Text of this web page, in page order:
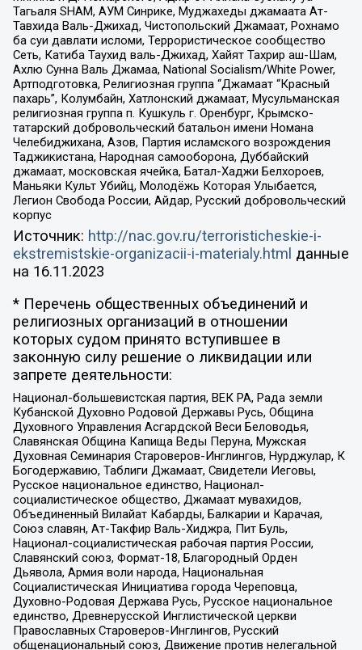
Тагьаля SHAM, АУМ Синрике, Муджахеды джамаата Ат-
Тавхида Валь-Джихад, Чистопольский Джамаат, Рохнамо
ба суи давлати исломи, Террористическое сообщество
Сеть, Катиба Таухид валь-Джихад, Хайят Тахрир аш-Шам,
Ахлю Сунна Валь Джамаа, National Socialism/White Power,
Артподготовка, Религиозная группа “Джамаат “Красный
пахарь”, Колумбайн, Хатлонский джамаат, Мусульманская
религиозная группа п. Кушкуль г. Оренбург, Крымско-
татарский добровольческий батальон имени Номана
Челебиджихана, Азов, Партия исламского возрождения
Таджикистана, Народная самооборона, Дуббайский
джамаат, московская ячейка, Батал-Хаджи Белхороев,
Маньяки Культ Убийц, Молодёжь Которая Улыбается,
Легион Свобода России, Айдар, Русский добровольческий
корпус
Источник: http://nac.gov.ru/terroristicheskie-i-
ekstremistskie-organizacii-i-materialy.html данные
на 16.11.2023
* Перечень общественных объединений и
религиозных организаций в отношении
которых судом принято вступившее в
законную силу решение о ликвидации или
запрете деятельности:
Национал-большевистская партия, ВЕК РА, Рада земли
Кубанской Духовно Родовой Державы Русь, Община
Духовного Управления Асгардской Веси Беловодья,
Славянская Община Капища Веды Перуна, Мужская
Духовная Семинария Староверов-Инглингов, Нурджулар, К
Богодержавию, Таблиги Джамаат, Свидетели Иеговы,
Русское национальное единство, Национал-
социалистическое общество, Джамаат мувахидов,
Объединенный Вилайат Кабарды, Балкарии и Карачая,
Союз славян, Ат-Такфир Валь-Хиджра, Пит Буль,
Национал-социалистическая рабочая партия России,
Славянский союз, Формат-18, Благородный Орден
Дьявола, Армия воли народа, Национальная
Социалистическая Инициатива города Череповца,
Духовно-Родовая Держава Русь, Русское национальное
единство, Древнерусской Инглистической церкви
Православных Староверов-Инглингов, Русский
общенациональный союз, Движение против нелегальной